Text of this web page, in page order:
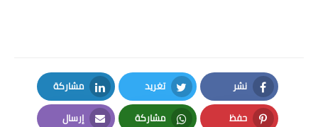
نشر
Facebook
تغريد
Twitter
مشاركة
LinkedIn
حفظ مشاركة إرسال